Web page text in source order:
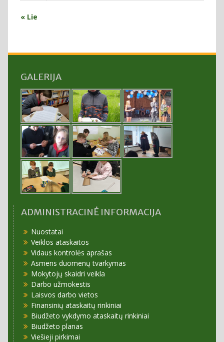
« Lie
GALERIJA
ADMINISTRACINĖ INFORMACIJA
Nuostatai
Veiklos ataskaitos
Vidaus kontrolės aprašas
Asmens duomenų tvarkymas
Mokytojų skaidri veikla
Darbo užmokestis
Laisvos darbo vietos
Finansinių ataskaitų rinkiniai
Biudžeto vykdymo ataskaitų rinkiniai
Biudžeto planas
Viešieji pirkimai